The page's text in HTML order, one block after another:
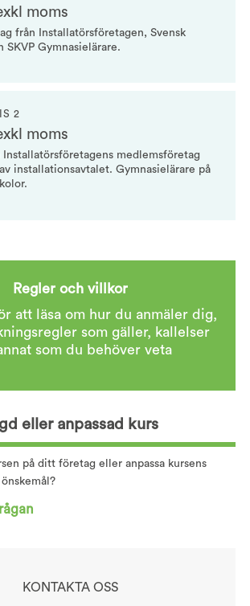
moms
från Installatörsföretagen, Svensk
Gymnasielärare.
2
moms
Installatörsföretagens medlemsföretag
installationsavtalet. Gymnasielärare på
Regler och villkor
att läsa om hur du anmäler dig,
som gäller, kallelser
som du behöver veta
eller anpassad kurs
på ditt företag eller anpassa kursens
KONTAKTA OSS